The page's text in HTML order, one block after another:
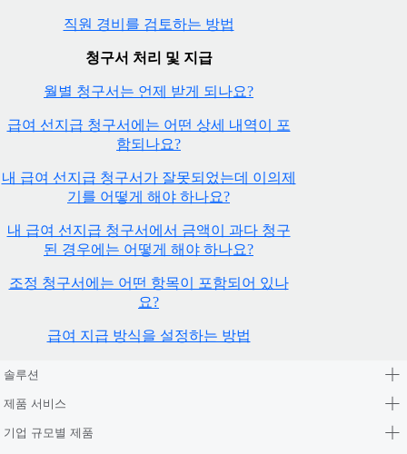
직원 경비를 검토하는 방법
청구서 처리 및 지급
월별 청구서는 언제 받게 되나요?
급여 선지급 청구서에는 어떤 상세 내역이 포
함되나요?
내 급여 선지급 청구서가 잘못되었는데 이의제
기를 어떻게 해야 하나요?
내 급여 선지급 청구서에서 금액이 과다 청구
된 경우에는 어떻게 해야 하나요?
조정 청구서에는 어떤 항목이 포함되어 있나
요?
급여 지급 방식을 설정하는 방법
솔루션
제품 서비스
기업 규모별 제품